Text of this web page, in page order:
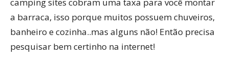
a barraca, isso porque muitos possuem chuveiros,
banheiro e cozinha..mas alguns não! Então precisa
pesquisar bem certinho na internet!